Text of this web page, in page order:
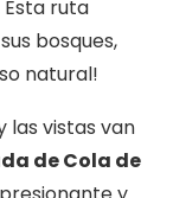
ruta
bosques,
natural!
las vistas van
de Cola de